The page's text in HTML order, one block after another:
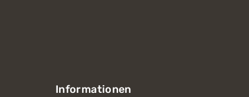
Informationen